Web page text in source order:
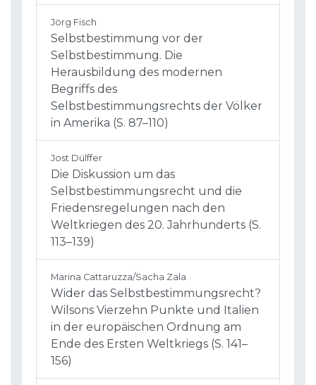
Jörg Fisch
Selbstbestimmung vor der
Selbstbestimmung. Die
Herausbildung des modernen
Begriffs des
Selbstbestimmungsrechts der Völker
in Amerika (S. 87–110)
Jost Dülffer
Die Diskussion um das
Selbstbestimmungsrecht und die
Friedensregelungen nach den
Weltkriegen des 20. Jahrhunderts (S.
113–139)
Marina Cattaruzza/Sacha Zala
Wider das Selbstbestimmungsrecht?
Wilsons Vierzehn Punkte und Italien
in der europäischen Ordnung am
Ende des Ersten Weltkriegs (S. 141–
156)